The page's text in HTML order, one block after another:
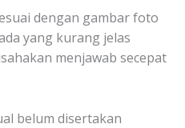
dengan gambar foto
yang kurang jelas
menjawab secepat
belum disertakan